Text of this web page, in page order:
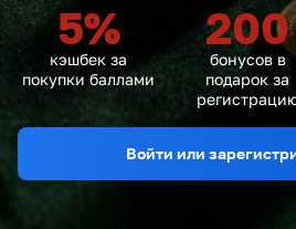
5%
кэшбек за
покупки баллами
200
бонусов в
подарок за
Войти или